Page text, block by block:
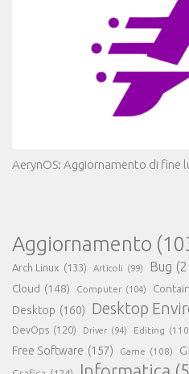
AerynOS: Aggiornamento di fine
Aggiornamento
Arch Linux (133) Articoli (99) Bug
Cloud (148) Computer (104)
Desktop (160) Desktop
DevOps (120) Driver (94) Editing
Free Software (157) Game (108)